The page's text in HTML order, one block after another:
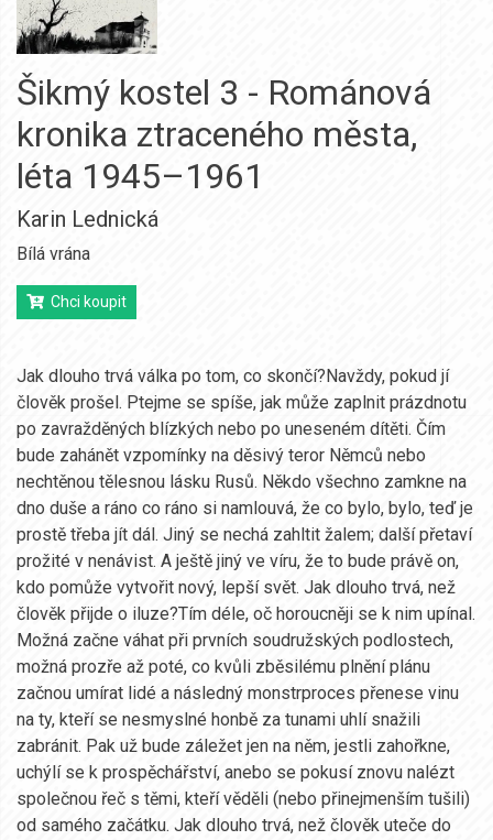
Šikmý kostel 3 - Románová
kronika ztraceného města,
léta 1945–1961
Karin Lednická
Bílá vrána
Chci koupit
Jak dlouho trvá válka po tom, co skončí?Navždy, pokud jí
člověk prošel. Ptejme se spíše, jak může zaplnit prázdnotu
po zavražděných blízkých nebo po uneseném dítěti. Čím
bude zahánět vzpomínky na děsivý teror Němců nebo
nechtěnou tělesnou lásku Rusů. Někdo všechno zamkne na
dno duše a ráno co ráno si namlouvá, že co bylo, bylo, teď je
prostě třeba jít dál. Jiný se nechá zahltit žalem; další přetaví
prožité v nenávist. A ještě jiný ve víru, že to bude právě on,
kdo pomůže vytvořit nový, lepší svět. Jak dlouho trvá, než
člověk přijde o iluze?Tím déle, oč horoucněji se k nim upínal.
Možná začne váhat při prvních soudružských podlostech,
možná prozře až poté, co kvůli zběsilému plnění plánu
začnou umírat lidé a následný monstrproces přenese vinu
na ty, kteří se nesmyslné honbě za tunami uhlí snažili
zabránit. Pak už bude záležet jen na něm, jestli zahořkne,
uchýlí se k prospěchářství, anebo se pokusí znovu nalézt
společnou řeč s těmi, kteří věděli (nebo přinejmenším tušili)
od samého začátku. Jak dlouho trvá, než člověk uteče do